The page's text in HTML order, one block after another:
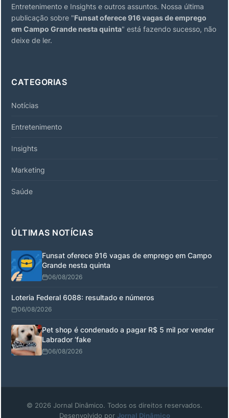
Entretenimento e Insights e outros assuntos. Nossa última
publicação sobre "Funsat oferece 916 vagas de emprego
em Campo Grande nesta quinta" está fazendo sucesso, não
deixe de ler.
CATEGORIAS
Notícias
Entretenimento
Insights
Marketing
Saúde
ÚLTIMAS NOTÍCIAS
Funsat oferece 916 vagas de emprego em Campo
Grande nesta quinta
06/08/2026
Loteria Federal 6088: resultado e números
06/08/2026
Pet shop é condenado a pagar R$ 5 mil por vender
Labrador ‘fake
06/08/2026
© 2026 Jornal Dinâmico. Todos os direitos reservados.
Desenvolvido por Jornal Dinâmico